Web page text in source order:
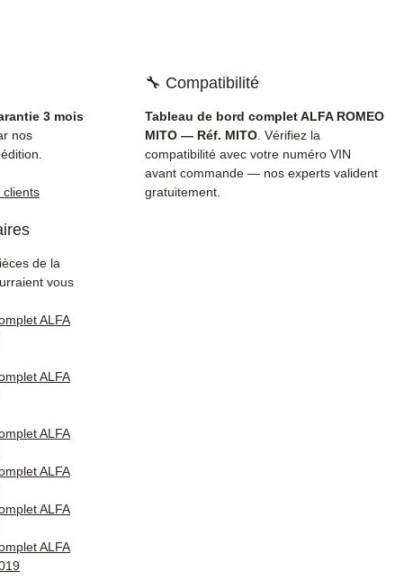
3 mois
nos
clients
🔧 Compatibilité
Tableau de bord complet ALFA ROMEO
MITO — Réf. MITO . Vérifiez la
compatibilité avec votre numéro VIN
avant commande — nos experts valident
gratuitement.
de la
vous
ALFA
ALFA
ALFA
ALFA
ALFA
ALFA